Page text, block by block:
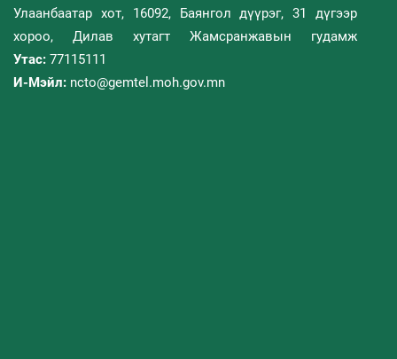
Улаанбаатар хот, 16092, Баянгол дүүрэг, 31 дүгээр
хороо, Дилав хутагт Жамсранжавын гудамж
Утас: 77115111
И-Мэйл: ncto@gemtel.moh.gov.mn